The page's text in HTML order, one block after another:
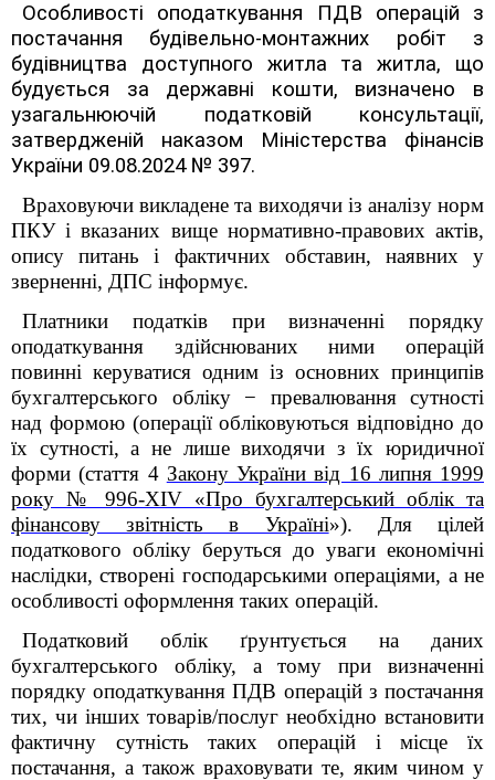
Особливості оподаткування ПДВ операцій з
постачання будівельно-монтажних робіт з
будівництва доступного житла та житла, що
будується за державні кошти, визначено в
узагальнюючій податковій консультації,
затвердженій наказом Міністерства фінансів
України 09.08.2024 № 397.
Враховуючи викладене та виходячи із аналізу норм
ПКУ і вказаних вище нормативно-правових актів,
опису питань і фактичних обставин, наявних у
зверненні, ДПС інформує.
Платники податків при визначенні порядку
оподаткування здійснюваних ними операцій
повинні керуватися одним із основних принципів
бухгалтерського обліку − превалювання сутності
над формою (операції обліковуються відповідно до
їх сутності, а не лише виходячи з їх юридичної
форми (стаття 4 Закону України від 16 липня 1999
року № 996-XIV «Про бухгалтерський облік та
фінансову звітність в Україні»).
Для цілей
податкового обліку беруться до уваги економічні
наслідки, створені господарськими операціями, а не
особливості оформлення таких операцій.
Податковий облік ґрунтується на даних
бухгалтерського обліку, а тому при визначенні
порядку оподаткування ПДВ операцій з постачання
тих, чи інших товарів/послуг необхідно встановити
фактичну сутність таких операцій і місце їх
постачання, а також враховувати те, яким чином у